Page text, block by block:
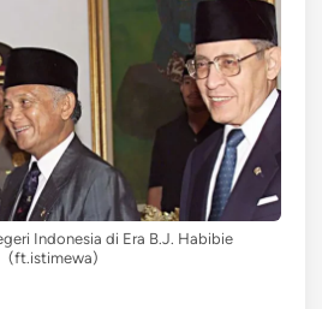
Indonesia di Era B.J. Habibie
(ft.istimewa)